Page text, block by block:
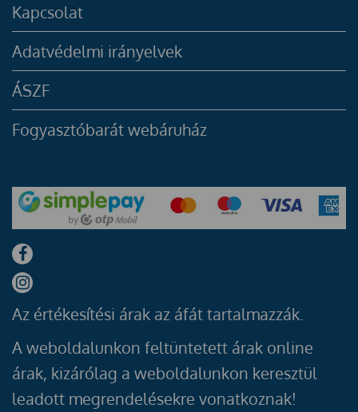
Kapcsolat
Adatvédelmi irányelvek
ÁSZF
Fogyasztóbarát webáruház
Az értékesítési árak az áfát tartalmazzák.
A weboldalunkon feltüntetett árak online
árak, kizárólag a weboldalunkon keresztül
leadott megrendelésekre vonatkoznak!